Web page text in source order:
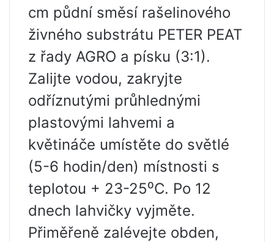
cm půdní směsí rašelinového
živného substrátu PETER PEAT
z řady AGRO a písku (3:1).
Zalijte vodou, zakryjte
odříznutými průhlednými
plastovými lahvemi a
květináče umístěte do světlé
(5-6 hodin/den) místnosti s
teplotou + 23-25⁰C. Po 12
dnech lahvičky vyjměte.
Přiměřeně zalévejte obden,